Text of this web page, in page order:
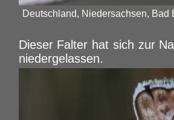
Deutschland, Niedersachsen, Bad
Dieser Falter hat sich zur
niedergelassen.